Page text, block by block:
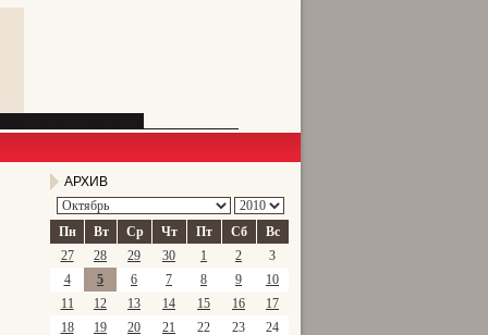
АРХИВ
Пн Вт Ср Чт Пт Сб
Вс
27
28 29 30 1 2
3
4
5 6 7 8 9
10
11
12 13 14 15 16
17
18
19 20 21 22 23
24